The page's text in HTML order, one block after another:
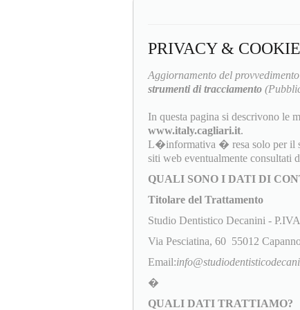
PRIVACY &
Aggiornamento del
strumenti di tracciamento
In questa pagina si descrivono le
www.italy.cagliari.it.
L�informativa � resa solo per il
siti web eventualmente
QUALI SONO I DATI DI
Titolare del Trattamento
Studio Dentistico Decanini -
Via Pesciatina, 60 55012
Email:
�
QUALI DATI TRATTIAMO?